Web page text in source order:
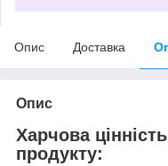
Опис Доставка
Опис
Харчова
продукту: